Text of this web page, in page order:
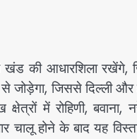
खंड की आधारशिला
जोड़ेगा, जिससे दिल्ली और
में रोहिणी,
चालू होने के बाद यह